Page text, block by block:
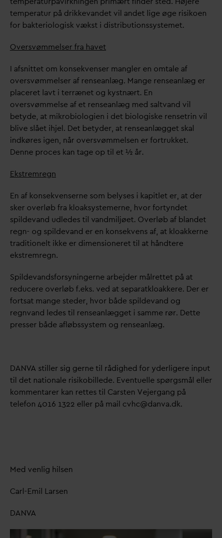
temperatur på drikkevandet vil andet lige øge risikoen
for bakteriologisk vækst i distributionssystemet.
Oversvømmelser fra havet
I afsnittet om konsekvenser mangler en omtale af
oversvømmelser af renseanlæg. Mange renseanlæg er
placeret lavt i terrænet og kystnært. En
oversvømmelse af et renseanlæg med saltvand vil
betyde, at mikrobiologien i det biologiske rensetrin vil
blive slået ihjel. Det betyder, at renseanlægget skal
indkøres igen, når oversvømmelsen er fortrukket.
Denne proces kan tage op til et ½ år.
Ekstremregn
En af konsekvenserne som belyses i kapitlet er, at der
sker overløb fra kloaksystemerne, hvor fortyndet
spildevand udledes til vandmiljøet. Overløb af blandet
regn- og spildevand er en konsekvens af, at kloakkerne
traditionelt ikke er dimensioneret til at håndtere
ekstremregn.
Spildevandsforsyningerne arbejder målrettet på at
reducere overløb f.eks. ved at separatkloakkere. Der er
fortsat mange steder, hvor både spildevand og
regnvand ledes til renseanlægget i samme rør. Dette
presser både afløbssystem og renseanlæg.
DANVA stiller sig gerne til rådighed for yderligere input
til det nationale risikobillede. Eventuelle spørgsmål eller
kommentarer kan rettes til Carsten Vejergang på
telefon 4016 1322 eller på mail cvhc@danva.dk.
Med venlig hilsen
Carl-Emil Larsen
DANVA